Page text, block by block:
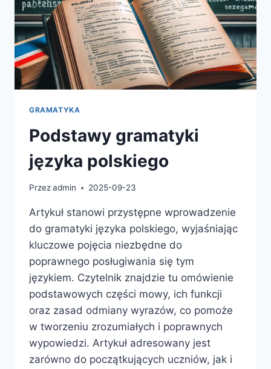
GRAMATYKA
Podstawy gramatyki
języka polskiego
Przezadmin 2025-09-23
Artykuł stanowi przystępne wprowadzenie
do gramatyki języka polskiego, wyjaśniając
kluczowe pojęcia niezbędne do
poprawnego posługiwania się tym
językiem. Czytelnik znajdzie tu omówienie
podstawowych części mowy, ich funkcji
oraz zasad odmiany wyrazów, co pomoże
w tworzeniu zrozumiałych i poprawnych
wypowiedzi. Artykuł adresowany jest
zarówno do początkujących uczniów, jak i